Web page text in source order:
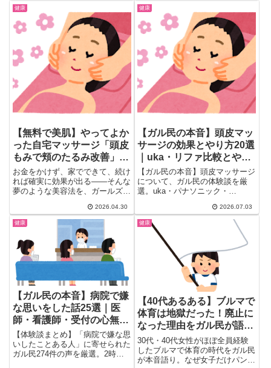
ツ、ウォーキングや筋トレ実践者
の成功体験まで、検索しても出て
こないリアルな声を一気にチェッ
ク。
帳・お金まわりの異変、病院受診
のタイミングまで、検索しても出
てこないリアルな本音を一気にチ
ェックできます。
健康
【無料で美肌】やってよか
った自宅マッサージ「頭皮
もみで頬のたるみ改善」
「舌回し・かっさで小顔」
「お風呂上がりのオイルマ
ッサージ」
お金をかけず、家でできて、続け
れば確実に効果が出る——そんな
夢のような美容法を、ガールズち
2026.04.30
健康
【ガル民の本音】頭皮マッ
サージの効果とやり方20選
｜uka・リファ比較とやり
すぎ注意点
【ガル民の本音】頭皮マッサージ
について、ガル民の体験談を厳
選。uka・パナソニック・
のたるみや白髪への効果、やりす
ぎで起きたアホ毛・切れ毛の注意
点まで、検索しても出てこないリ
アルな声を一気にチェック。
2026.07.03
健康
【ガル民の本音】病院で嫌
な思いをした話25選｜医
師・看護師・受付の心無い
一言まとめ
【体験談まとめ】「病院で嫌な思
いしたことある人」に寄せられた
ガル民274件の声を厳選。2時間
健康
【40代あるある】ブルマで
体育は地獄だった！廃止に
なった理由をガル民が語る
｜ハミパン・生理問題まと
め
30代・40代女性がほぼ全員経験
したブルマで体育の時代をガル民
が本音語り。なぜ女子だけパンツ